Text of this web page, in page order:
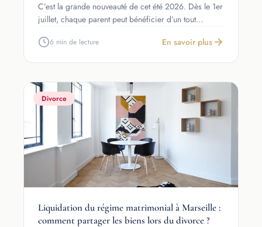
C’est la grande nouveauté de cet été 2026. Dès le 1er
juillet, chaque parent peut bénéficier d’un tout…
6 min de lecture En savoir plus
Divorce
Liquidation du régime matrimonial à Marseille :
comment partager les biens lors du divorce ?